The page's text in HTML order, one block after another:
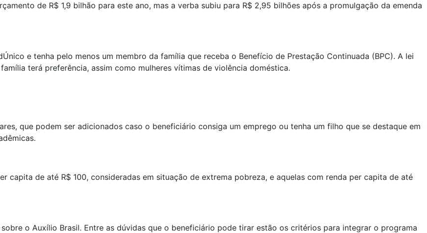
de R$ 1,9 bilhão para este ano, mas a verba subiu para R$ 2,95 bilhões após a promulgação da emenda
e tenha pelo menos um membro da família que receba o Benefício de Prestação Continuada (BPC). A lei
terá preferência, assim como mulheres vítimas de violência doméstica.
que podem ser adicionados caso o beneficiário consiga um emprego ou tenha um filho que se destaque em
capita de até R$ 100, consideradas em situação de extrema pobreza, e aquelas com renda per capita de até
o Auxílio Brasil. Entre as dúvidas que o beneficiário pode tirar estão os critérios para integrar o programa